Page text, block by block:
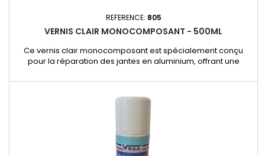
REFERENCE: 805
VERNIS CLAIR MONOCOMPOSANT - 500ML
Ce vernis clair monocomposant est spécialement conçu
pour la réparation des jantes en aluminium, offrant une
aérosol pour une application facile et uniforme.- Haute
intempéries et aux rayures pour une protection longue durée.